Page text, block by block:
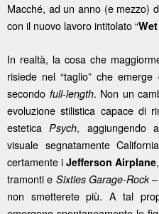
Macché, ad un anno (e mezzo)
con il nuovo lavoro intitolato “
In realtà, la cosa che
risiede nel “taglio” che
secondo full-length. Non un
evoluzione stilistica capace di
esteticaPsych, aggiungendo
visuale segnatamente
certamente i Jefferson Airplane
tramonti e Sixties Garage-Rock–
non smetterete più. A tal